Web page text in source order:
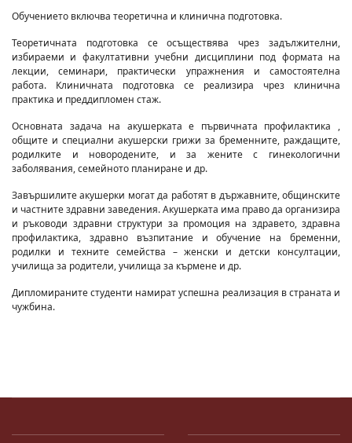
Обучението включва теоретична и клинична подготовка.
Теоретичната подготовка се осъществява чрез задължителни,
избираеми и факултативни учебни дисциплини под формата на
лекции, семинари, практически упражнения и самостоятелна
работа. Клиничната подготовка се реализира чрез клинична
практика и преддипломен стаж.
Основната задача на акушерката е първичната профилактика ,
общите и специални акушерски грижи за бременните, раждащите,
родилките и новородените, и за жените с гинекологични
заболявания, семейното планиране и др.
Завършилите акушерки могат да работят в държавните, общинските
и частните здравни заведения. Акушерката има право да организира
и ръководи здравни структури за промоция на здравето, здравна
профилактика, здравно възпитание и обучение на бременни,
родилки и техните семейства – женски и детски консултации,
училища за родители, училища за кърмене и др.
Дипломираните студенти намират успешна реализация в страната и
чужбина.